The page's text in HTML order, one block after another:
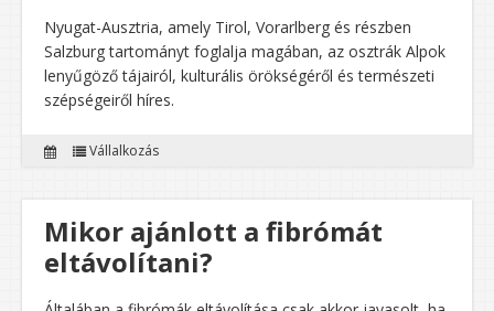
Nyugat-Ausztria, amely Tirol, Vorarlberg és részben
Salzburg tartományt foglalja magában, az osztrák Alpok
lenyűgöző tájairól, kulturális örökségéről és természeti
szépségeiről híres.
Vállalkozás
Mikor ajánlott a fibrómát
eltávolítani?